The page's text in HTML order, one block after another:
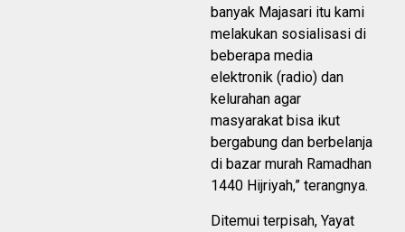
banyak Majasari itu kami
melakukan sosialisasi di
beberapa media
elektronik (radio) dan
kelurahan agar
masyarakat bisa ikut
bergabung dan berbelanja
di bazar murah Ramadhan
1440 Hijriyah,” terangnya.
Ditemui terpisah, Yayat